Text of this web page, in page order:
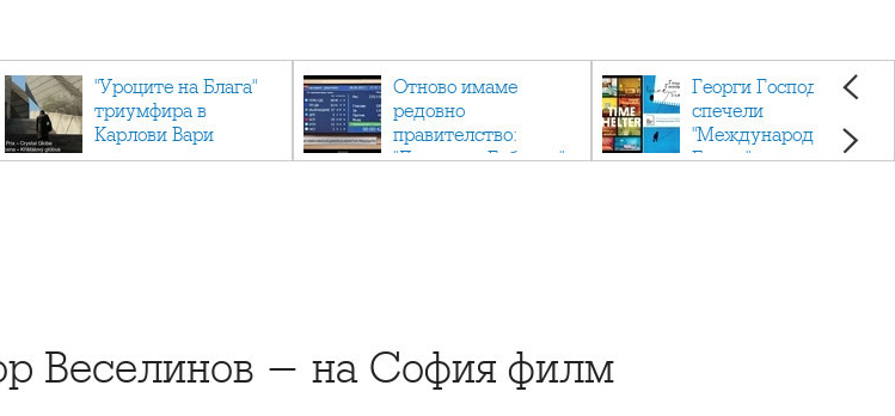
"Уроците на Блага"
триумфира в
Карлови Вари
Отново имаме
редовно
правителство:
"Денков - Габриел"
Георги Господинов
спечели
"Международен
Букър" с романа
Веселинов - на София филм